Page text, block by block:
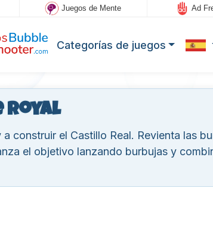
Juegos de Mente Ad
Categorías de juegos
Royal
a construir el Castillo Real. Revienta las
el objetivo lanzando burbujas y